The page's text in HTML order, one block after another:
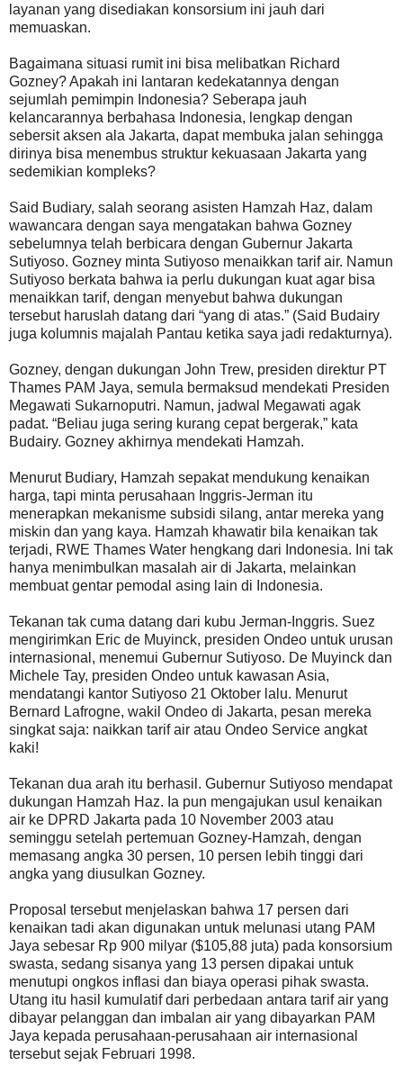
layanan yang disediakan konsorsium ini jauh dari
memuaskan.
Bagaimana situasi rumit ini bisa melibatkan Richard
Gozney? Apakah ini lantaran kedekatannya dengan
sejumlah pemimpin Indonesia? Seberapa jauh
kelancarannya berbahasa Indonesia, lengkap dengan
sebersit aksen ala Jakarta, dapat membuka jalan sehingga
dirinya bisa menembus struktur kekuasaan Jakarta yang
sedemikian kompleks?
Said Budiary, salah seorang asisten Hamzah Haz, dalam
wawancara dengan saya mengatakan bahwa Gozney
sebelumnya telah berbicara dengan Gubernur Jakarta
Sutiyoso. Gozney minta Sutiyoso menaikkan tarif air. Namun
Sutiyoso berkata bahwa ia perlu dukungan kuat agar bisa
menaikkan tarif, dengan menyebut bahwa dukungan
tersebut haruslah datang dari “yang di atas.” (Said Budairy
juga kolumnis majalah Pantau ketika saya jadi redakturnya).
Gozney, dengan dukungan John Trew, presiden direktur PT
Thames PAM Jaya, semula bermaksud mendekati Presiden
Megawati Sukarnoputri. Namun, jadwal Megawati agak
padat. “Beliau juga sering kurang cepat bergerak,” kata
Budairy. Gozney akhirnya mendekati Hamzah.
Menurut Budiary, Hamzah sepakat mendukung kenaikan
harga, tapi minta perusahaan Inggris-Jerman itu
menerapkan mekanisme subsidi silang, antar mereka yang
miskin dan yang kaya. Hamzah khawatir bila kenaikan tak
terjadi, RWE Thames Water hengkang dari Indonesia. Ini tak
hanya menimbulkan masalah air di Jakarta, melainkan
membuat gentar pemodal asing lain di Indonesia.
Tekanan tak cuma datang dari kubu Jerman-Inggris. Suez
mengirimkan Eric de Muyinck, presiden Ondeo untuk urusan
internasional, menemui Gubernur Sutiyoso. De Muyinck dan
Michele Tay, presiden Ondeo untuk kawasan Asia,
mendatangi kantor Sutiyoso 21 Oktober lalu. Menurut
Bernard Lafrogne, wakil Ondeo di Jakarta, pesan mereka
singkat saja: naikkan tarif air atau Ondeo Service angkat
kaki!
Tekanan dua arah itu berhasil. Gubernur Sutiyoso mendapat
dukungan Hamzah Haz. Ia pun mengajukan usul kenaikan
air ke DPRD Jakarta pada 10 November 2003 atau
seminggu setelah pertemuan Gozney-Hamzah, dengan
memasang angka 30 persen, 10 persen lebih tinggi dari
angka yang diusulkan Gozney.
Proposal tersebut menjelaskan bahwa 17 persen dari
kenaikan tadi akan digunakan untuk melunasi utang PAM
Jaya sebesar Rp 900 milyar ($105,88 juta) pada konsorsium
swasta, sedang sisanya yang 13 persen dipakai untuk
menutupi ongkos inflasi dan biaya operasi pihak swasta.
Utang itu hasil kumulatif dari perbedaan antara tarif air yang
dibayar pelanggan dan imbalan air yang dibayarkan PAM
Jaya kepada perusahaan-perusahaan air internasional
tersebut sejak Februari 1998.